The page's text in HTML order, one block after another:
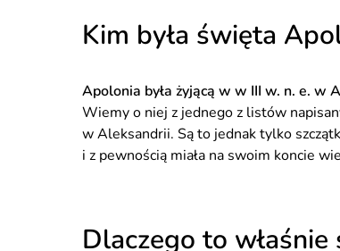
Kim była święta
Apolonia była żyjącą w w III w. n. e. w
Wiemy o niej z jednego z listów
w Aleksandrii. Są to jednak tylko
i z pewnością miała na swoim koncie
Dlaczego to